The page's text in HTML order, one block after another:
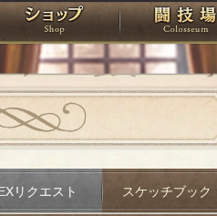
タジオ ショップ
リクエスト スケッチブック